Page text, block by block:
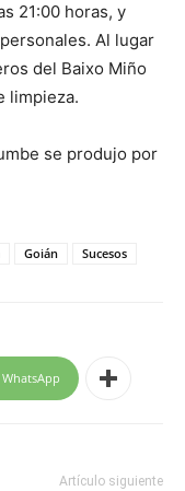
21:00 horas, y
Al lugar
del Baixo Miño
limpieza.
se produjo por
Goián Sucesos
WhatsApp
Artículo siguiente